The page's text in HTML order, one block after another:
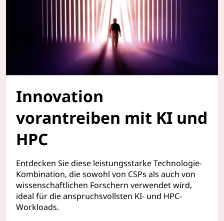
Innovation
vorantreiben mit KI und
HPC
Entdecken Sie diese leistungsstarke Technologie-
Kombination, die sowohl von CSPs als auch von
wissenschaftlichen Forschern verwendet wird,
ideal für die anspruchsvollsten KI- und HPC-
Workloads.